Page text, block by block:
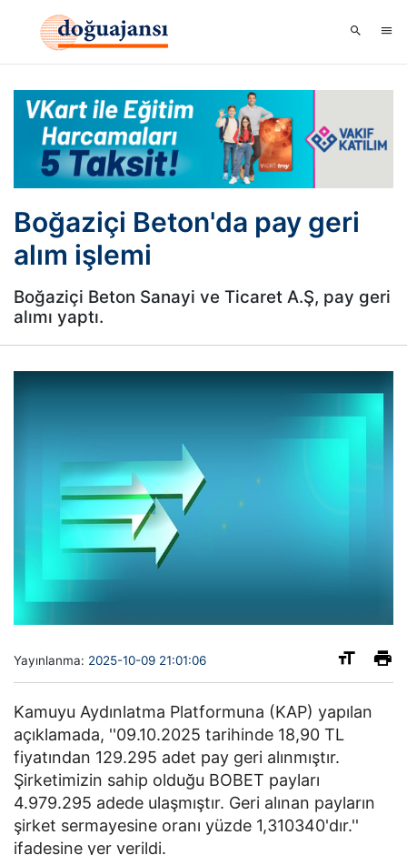
Boğaziçi Beton'da pay geri
alım işlemi
Boğaziçi Beton Sanayi ve Ticaret A.Ş, pay geri
alımı yaptı.
Yayınlanma: 2025-10-09 21:01:06
Kamuyu Aydınlatma Platformuna (KAP) yapılan
açıklamada, ''09.10.2025 tarihinde 18,90 TL
fiyatından 129.295 adet pay geri alınmıştır.
Şirketimizin sahip olduğu BOBET payları
4.979.295 adede ulaşmıştır. Geri alınan payların
şirket sermayesine oranı yüzde 1,310340'dır.''
ifadesine yer verildi.